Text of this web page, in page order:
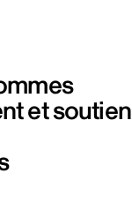
et soutien